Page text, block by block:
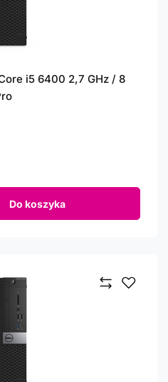
i5 6400 2,7 GHz / 8
Do koszyka